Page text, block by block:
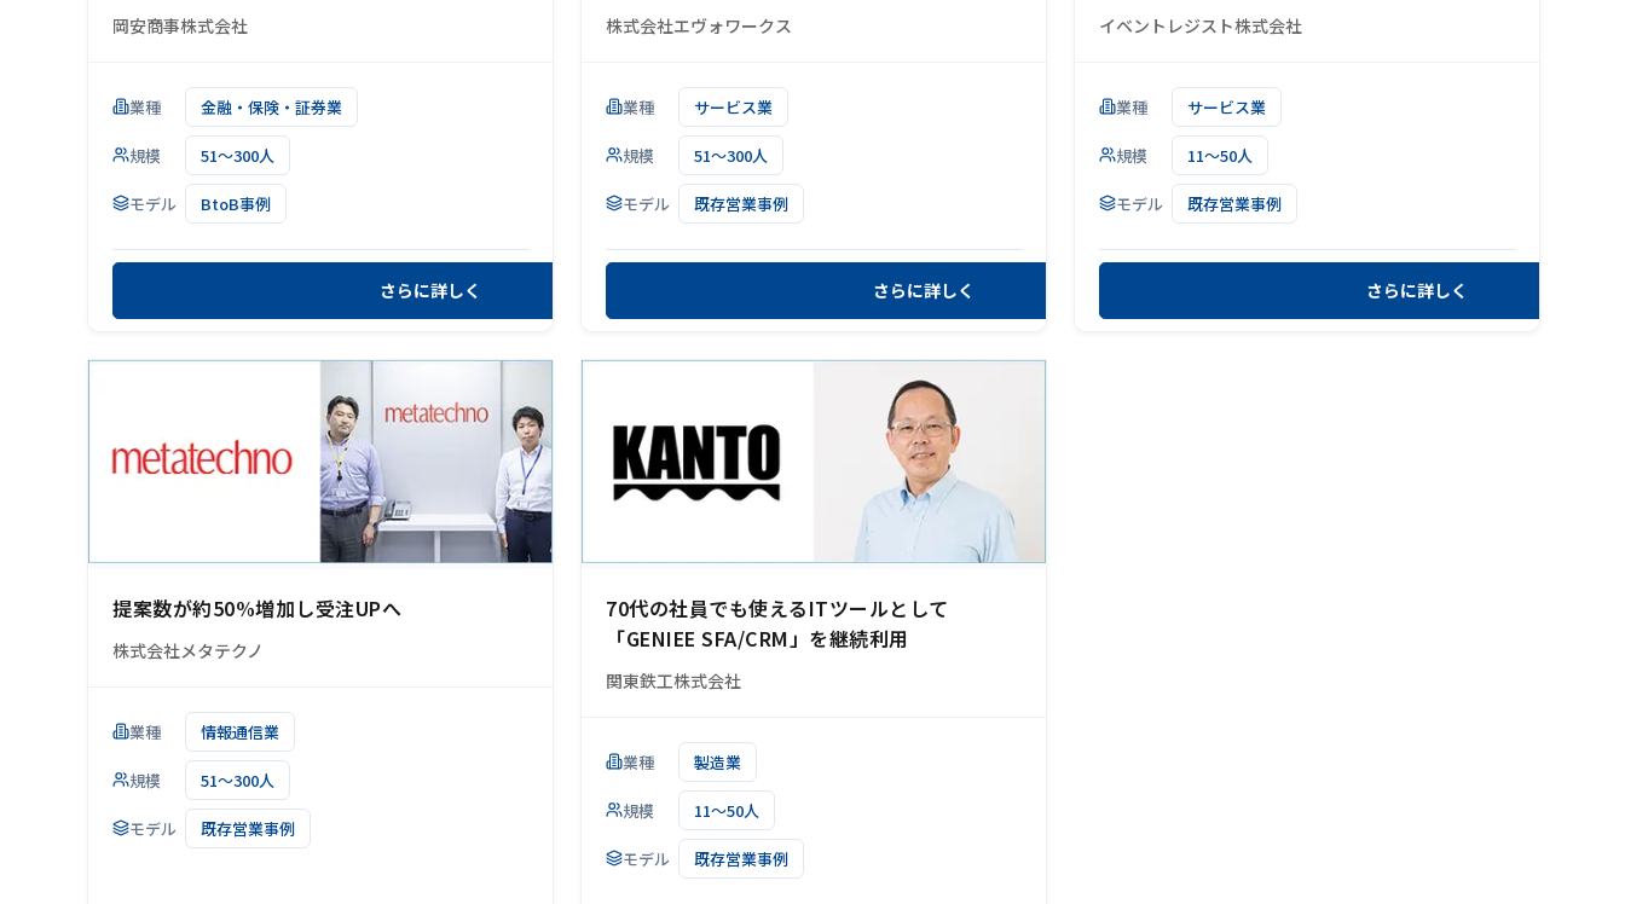
岡安商事株式会社
業種 金融・保険・証券業
規模 51～300人
モデル BtoB事例
さらに詳しく
株式会社エヴォワークス
業種 サービス業
規模 51～300人
モデル 既存営業事例
さらに詳しく
イベントレジスト株式会社
業種 サービス業
規模 11～50人
モデル 既存営業事例
さらに詳しく
提案数が約50%増加し受注UPへ
株式会社メタテクノ
業種 情報通信業
規模 51～300人
モデル 既存営業事例
70代の社員でも使えるITツールとして
「GENIEE SFA/CRM」を継続利用
関東鉄工株式会社
業種 製造業
規模 11～50人
モデル 既存営業事例